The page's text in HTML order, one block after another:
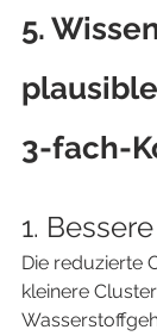
5.
3-fach-
1.
Die reduzierte
kleinere